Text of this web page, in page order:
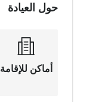
حول العيادة
أماكن للإقامة